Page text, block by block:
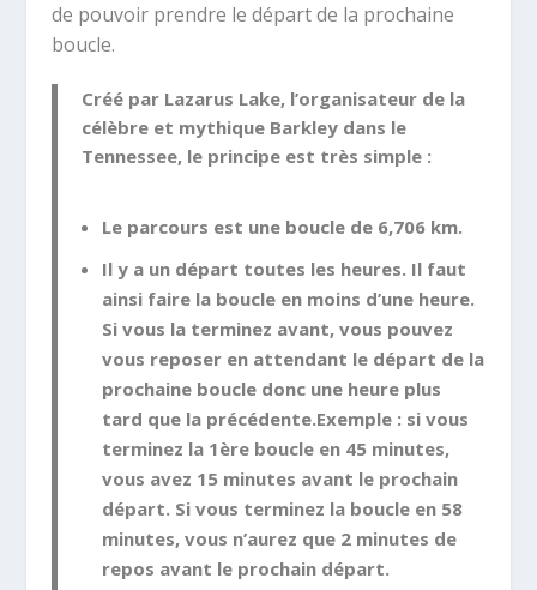
de pouvoir prendre le départ de la prochaine
boucle.
Créé par Lazarus Lake, l’organisateur de la
célèbre et mythique Barkley dans le
Tennessee, le principe est très simple :
Le parcours est une boucle de 6,706 km.
Il y a un départ toutes les heures. Il faut
ainsi faire la boucle en moins d’une heure.
Si vous la terminez avant, vous pouvez
vous reposer en attendant le départ de la
prochaine boucle donc une heure plus
tard que la précédente.Exemple : si vous
terminez la 1ère boucle en 45 minutes,
vous avez 15 minutes avant le prochain
départ. Si vous terminez la boucle en 58
minutes, vous n’aurez que 2 minutes de
repos avant le prochain départ.